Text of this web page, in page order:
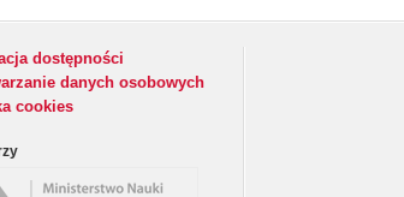
dostępności
danych osobowych
cookies